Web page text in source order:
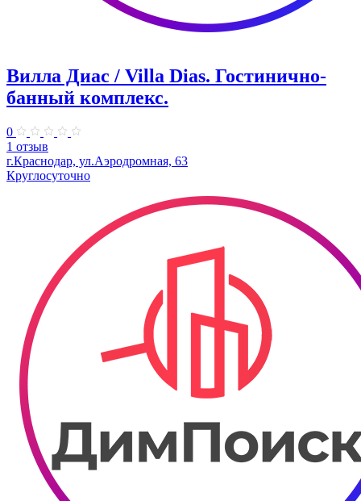
Вилла Диас / Villa Dias. Гостинично-
банный комплекс.
0
1 отзыв
г.Краснодар, ул.Аэродромная, 63
Круглосуточно